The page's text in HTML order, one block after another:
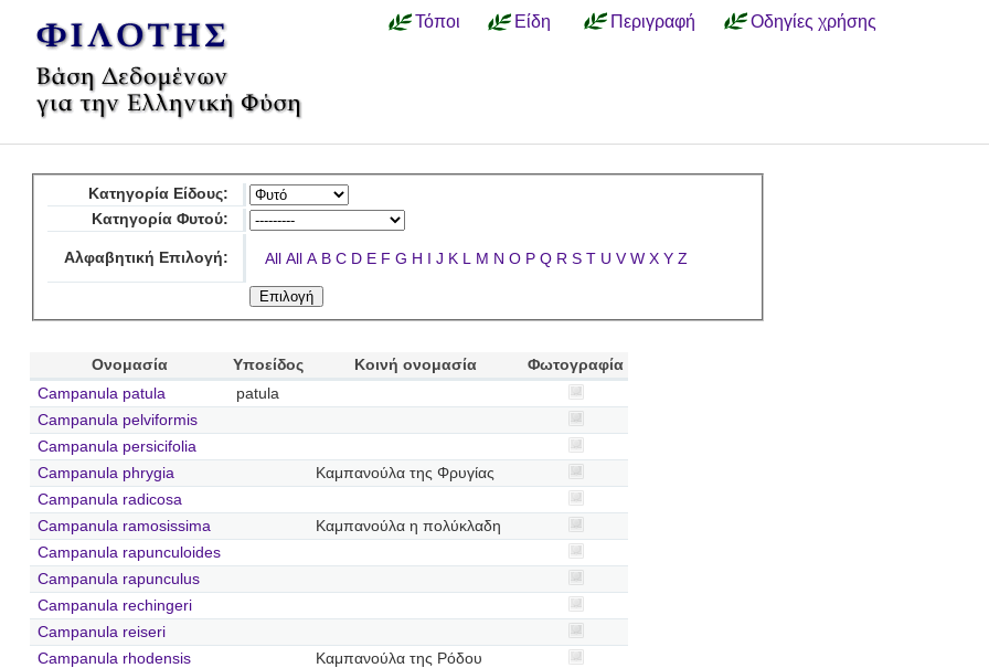
Τόποι Είδη Περιγραφή Οδηγίες χρήσης
Κατηγορία Είδους:
Κατηγορία Φυτού:
Αλφαβητική Επιλογή: All All A B C D E F G H I J K L M N O P Q R S T U V W X Y Z
Ονομασία Υποείδος Κοινή ονομασία
Φωτογραφία
Campanula patula
patula
Campanula pelviformis
Campanula persicifolia
Campanula phrygia
Καμπανούλα της Φρυγίας
Campanula radicosa
Campanula ramosissima
Καμπανούλα η πολύκλαδη
Campanula rapunculoides
Campanula rapunculus
Campanula rechingeri
Campanula reiseri
Campanula rhodensis
Καμπανούλα της Ρόδου